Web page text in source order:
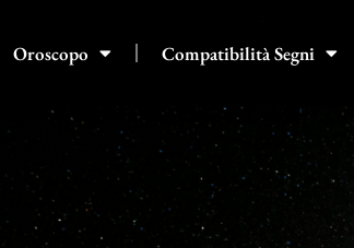
Oroscopo Compatibilità Segni